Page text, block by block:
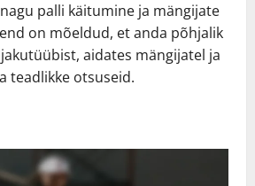
palli käitumine ja mängijate
on mõeldud, et anda põhjalik
aidates mängijatel ja
teadlikke otsuseid.